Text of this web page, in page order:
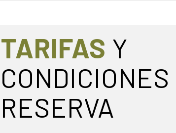
TARIFAS Y
CONDICIONES
RESERVA